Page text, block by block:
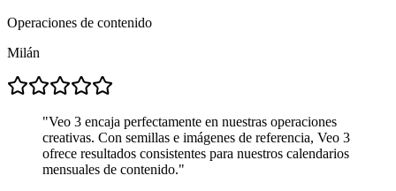
Operaciones de contenido
Milán
"Veo 3 encaja perfectamente en nuestras operaciones
creativas. Con semillas e imágenes de referencia, Veo 3
ofrece resultados consistentes para nuestros calendarios
mensuales de contenido."